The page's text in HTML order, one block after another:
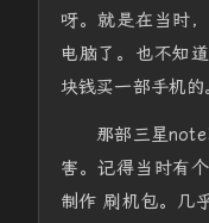
呀。就是在当时
电脑了。也不知
块钱买一部手机的
那部三星
害。记得当时有
制作 刷机包。几